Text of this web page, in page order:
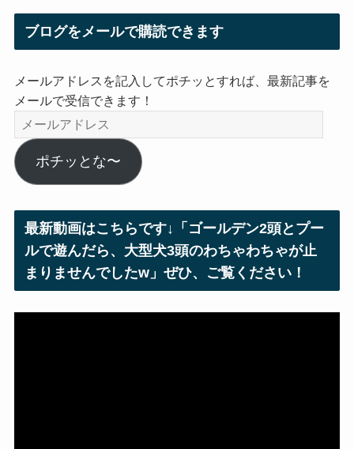
ブログをメールで購読できます
メールアドレスを記入してポチッとすれば、最新記事を
メールで受信できます！
メ
ー
ル
ア
ス
ポチッとな〜
最新動画はこちらです↓「ゴールデン2頭とプー
ルで遊んだら、大型犬3頭のわちゃわちゃが止
まりませんでしたw」ぜひ、ご覧ください！